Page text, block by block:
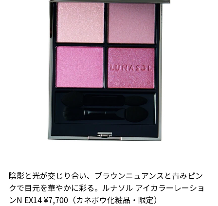
陰影と光が交じり合い、ブラウンニュアンスと青みピン
クで目元を華やかに彩る。ルナソル アイカラーレーショ
ンN EX14 ¥7,700（カネボウ化粧品・限定）